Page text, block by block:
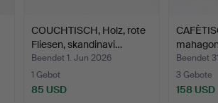
COUCHTISCH, Holz, rote
Fliesen, skandinavi…
Beendet 1. Jun 2026
1 Gebot
85 USD
Beendet
3 Gebote
158 USD